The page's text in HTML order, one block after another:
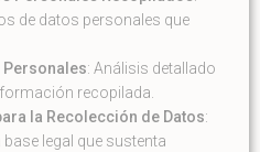
de datos personales que
: Análisis detallado
recopilada.
la Recolección de Datos:
legal que sustenta